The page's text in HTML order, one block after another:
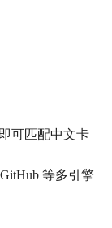
可匹配中文卡
等多引擎